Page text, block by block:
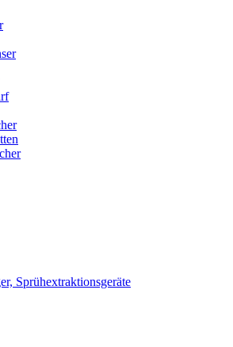
Sprühextraktionsgeräte